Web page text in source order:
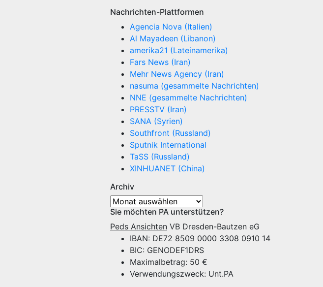
Nachrichten-Plattformen
Agencia Nova (Italien)
Al Mayadeen (Libanon)
amerika21 (Lateinamerika)
Fars News (Iran)
Mehr News Agency (Iran)
nasuma (gesammelte Nachrichten)
NNE (gesammelte Nachrichten)
PRESSTV (Iran)
SANA (Syrien)
Southfront (Russland)
Sputnik International
TaSS (Russland)
XINHUANET (China)
Archiv
Archiv
Sie möchten PA unterstützen?
Peds Ansichten VB Dresden-Bautzen eG
IBAN: DE72 8509 0000 3308 0910 14
BIC: GENODEF1DRS
Maximalbetrag: 50 €
Verwendungszweck: Unt.PA